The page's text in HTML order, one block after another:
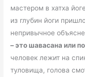
мастером в хатха
из глубин йоги
непривычное
– это шавасана или
человек лежит на
туловища, голова